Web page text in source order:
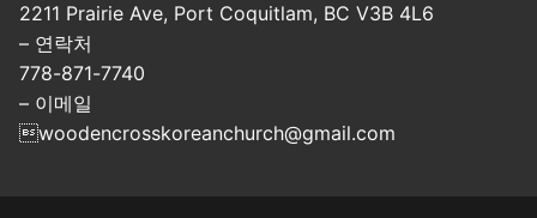
2211 Prairie Ave, Port Coquitlam, BC V3B 4L6
– 연락처
778-871-7740
– 이메일
woodencrosskoreanchurch@gmail.com